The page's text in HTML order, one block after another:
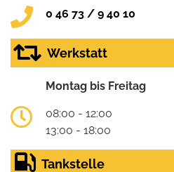
0 46 73 / 9 40 10
Werkstatt
Montag bis Freitag
08:00 - 12:00
13:00 - 18:00
Tankstelle